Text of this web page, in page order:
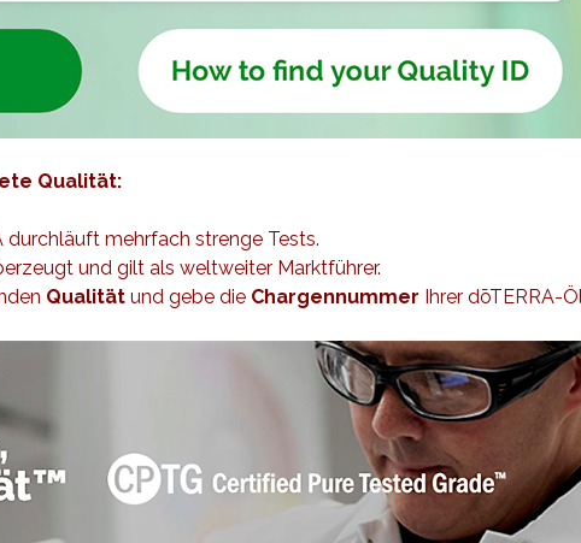
Qualität:
durchläuft mehrfach strenge Tests.
und gilt als weltweiter Marktführer.
Qualität und gebe die Chargennummer Ihrer dōTERRA-